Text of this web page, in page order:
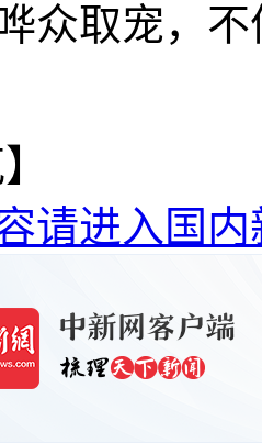
众取宠，
请进入国内